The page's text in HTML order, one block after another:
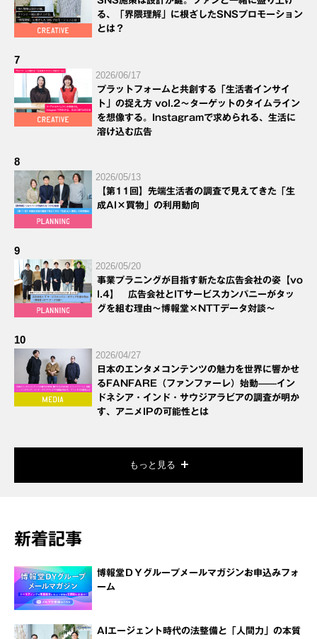
る、「界隈理解」に根ざしたSNSプロモーション
とは？
7
2026/06/17
プラットフォームと共創する「生活者インサイ
ト」の捉え方 vol.2～ターゲットのタイムライン
を想像する。Instagramで求められる、生活に
溶け込む広告
8
2026/05/13
【第11回】先端生活者の調査で見えてきた「生
成AI×買物」の利用動向
9
2026/05/20
事業プラニングが目指す新たな広告会社の姿【vo
l.4】 広告会社とITサービスカンパニーがタッ
グを組む理由～博報堂×NTTデータ対談～
10
2026/04/27
日本のエンタメコンテンツの魅力を世界に響かせ
るFANFARE（ファンファーレ）始動——イン
ドネシア・インド・サウジアラビアの調査が明か
す、アニメIPの可能性とは
もっと見る
新着記事
博報堂ＤＹグループメールマガジンお申込みフォ
ーム
AIエージェント時代の法整備と「人間力」の本質